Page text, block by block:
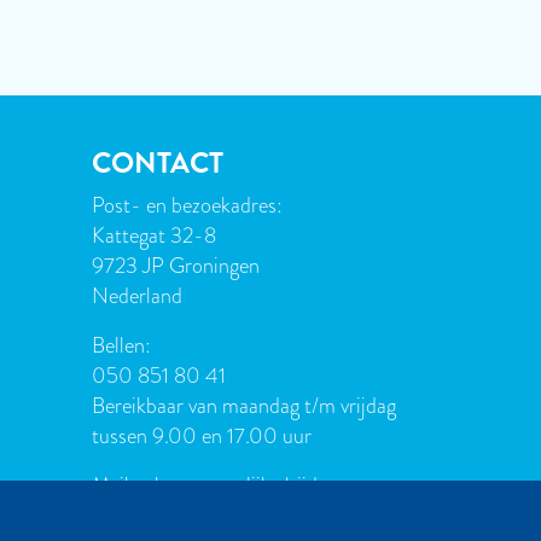
CONTACT
Post- en bezoekadres:
Kattegat 32-8
9723 JP Groningen
Nederland
Bellen:
050 851 80 41
Bereikbaar van maandag t/m vrijdag
tussen 9.00 en 17.00 uur
Mailen kan natuurlijk altijd: